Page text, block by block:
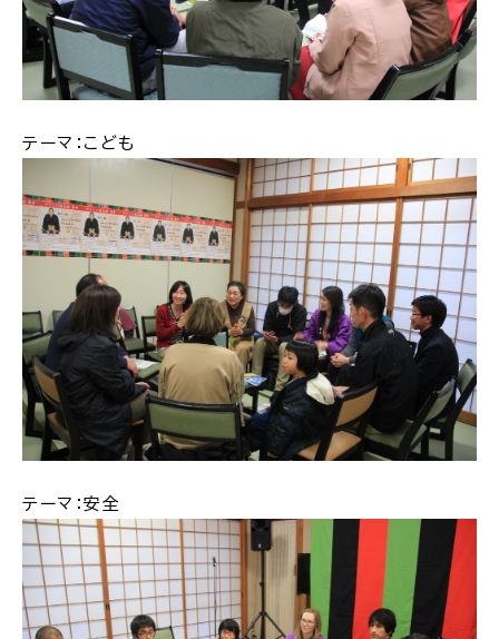
サイトマップ
テーマ：こども
テーマ：安全